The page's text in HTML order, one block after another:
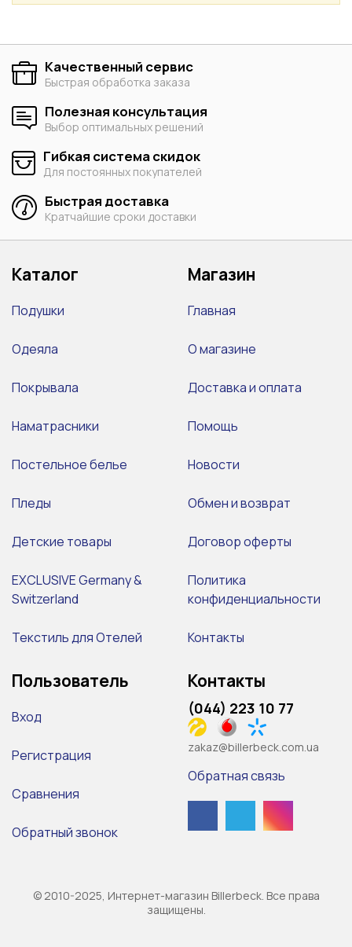
Качественный сервис
Быстрая обработка заказа
Полезная консультация
Выбор оптимальных решений
Гибкая система скидок
Для постоянных покупателей
Быстрая доставка
Кратчайшие сроки доставки
Каталог
Подушки
Одеяла
Покрывала
Наматрасники
Постельное белье
Пледы
Детские товары
EXCLUSIVE Germany &
Switzerland
Текстиль для Отелей
Магазин
Главная
О магазине
Доставка и оплата
Помощь
Новости
Обмен и возврат
Договор оферты
Политика
конфиденциальности
Контакты
Пользователь
Вход
Регистрация
Сравнения
Обратный звонок
Контакты
(044) 223 10 77
zakaz@billerbeck.com.ua
Обратная связь
© 2010-2025, Интернет-магазин Billerbeck. Все права
защищены.